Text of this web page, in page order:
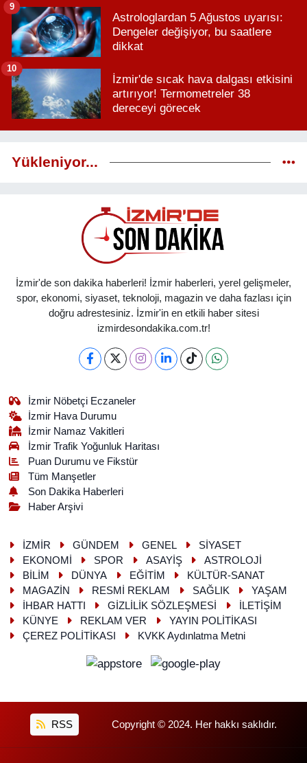
Astrologlardan 5 Ağustos uyarısı:
Dengeler değişiyor, bu saatlere
dikkat
9
İzmir'de sıcak hava dalgası etkisini
artırıyor! Termometreler 38
dereceyi görecek
10
Yükleniyor...
İzmir'de son dakika haberleri! İzmir haberleri, yerel gelişmeler,
spor, ekonomi, siyaset, teknoloji, magazin ve daha fazlası için
doğru adrestesiniz. İzmir'in en etkili haber sitesi
izmirdesondakika.com.tr!
İzmir Nöbetçi Eczaneler
İzmir Hava Durumu
İzmir Namaz Vakitleri
İzmir Trafik Yoğunluk Haritası
Puan Durumu ve Fikstür
Tüm Manşetler
Son Dakika Haberleri
Haber Arşivi
İZMİR GÜNDEM GENEL
SİYASET
EKONOMİ
SPOR ASAYİŞ
ASTROLOJİ
BİLİM
DÜNYA EĞİTİM
KÜLTÜR-SANAT
MAGAZİN
RESMİ REKLAM SAĞLIK
YAŞAM
İHBAR HATTI
GİZLİLİK SÖZLEŞMESİ
İLETİŞİM
KÜNYE
REKLAM VER
YAYIN POLİTİKASI
ÇEREZ POLİTİKASI
KVKK Aydınlatma Metni
RSS Copyright © 2024. Her hakkı saklıdır.